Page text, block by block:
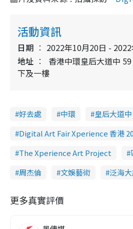
活動資訊
日期
2022年10月20日 -
地址
香港中環皇后大道中
下及一樓
好去處 中環
皇后大道中
Digital Art Fair Xperience 香港
The Xperience Art Project
周杰倫
文娛藝術 泛海
更多真實評價